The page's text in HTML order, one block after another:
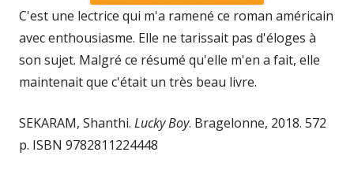
C'est une lectrice qui m'a ramené ce roman américain
avec enthousiasme. Elle ne tarissait pas d'éloges à
son sujet. Malgré ce résumé qu'elle m'en a fait, elle
maintenait que c'était un très beau livre.
SEKARAM, Shanthi. Lucky Boy. Bragelonne, 2018. 572
p. ISBN 9782811224448